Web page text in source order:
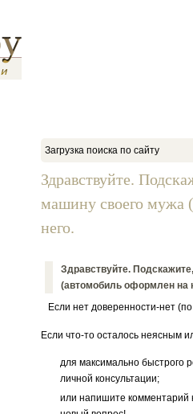
Загрузка поиска по сайту
Здравствуйте.
машину своего мужа
него.
Здравствуйте.
(автомобиль оформлен на
Если нет доверенности-нет (по
Если что-то осталось неясным
для максимально быстрого
личной консультации;
или напишите комментарий